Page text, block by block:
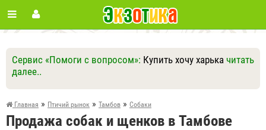
Сервис «Помоги с вопросом»: Купить хочу харька читать
далее..
Ответить Другие вопросы
Задать вопрос
Главная » Птичий рынок » Тамбов » Собаки
Продажа собак и щенков в Тамбове